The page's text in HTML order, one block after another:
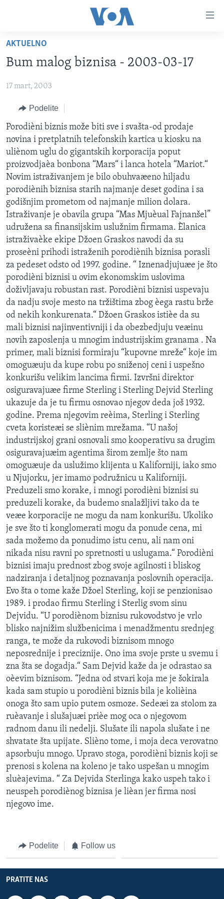
glavni
sadržaj
na
navigaciju
Idi
na
pretragu
AMERIKA
BALKAN
GLOBALNE TEME
EKONOMIJA
NAUKA I TEHNOLOGIJA
MEDICINA
KULTURA
DRUŠTVO
SPORT
INTERVJU
TV PROGRAM
OTVORENI STUDIO
IZ AMERIKE
Learning English
PRATITE NAS
Jezici
AKTUELNO
Bum malog biznisa - 2003-03-17
17 mart, 2003
Podelite
Porodièni biznis može biti sve i svašta-od prodaje
novina i pretplatnih telefonskih kartica u kiosku na
uliènom uglu do gigantskih korporacija poput
proizvodjaèa bonbona “Mars“ i lanca hotela “Mariot.“
Novim istraživanjem je bilo obuhvaæeno hiljadu
porodiènih biznisa starih najmanje deset godina i sa
godišnjim prometom od najmanje milion dolara.
Istraživanje je obavila grupa “Mas Mjuèual Fajnanšel”
udružena sa finansijskim uslužnim firmama. Èlanica
istraživaèke ekipe Džoen Graskos navodi da su
proseèni prihodi istraženih porodiènih biznisa porasli
za pedeset odsto od 1997. godine. “ Iznenadjujuæe je što
porodièni biznisi u ovim ekonomskim uslovima
doživljavaju robustan rast. Porodièni biznisi uspevaju
da nadju svoje mesto na tržištima zbog èega rastu brže
od nekih konkurenata.“ Džoen Graskos istièe da su
mali biznisi najinventivniji i da obezbedjuju veæinu
novih zaposlenja u mnogim industrijskim granama . Na
primer, mali biznisi formiraju “kupovne mreže“ koje im
omoguæuju da kupe robu po sniženoj ceni i uspešno
konkurišu velikim lancima firmi. Izvršni direktor
osiguravajuæe firme Sterling i Sterling Dejvid Sterling
ukazuje da je tu firmu osnovao njegov deda još 1932.
godine. Prema njegovim reèima, Sterling i Sterling
cveta koristeæi se sliènim mrežama. “U našoj
industrijskoj grani osnovali smo kooperativu sa drugim
osiguravajuæim agentima širom zemlje što nam
omoguæuje da uslužimo klijenta u Kaliforniji, iako smo
u Njujorku, jer imamo podružnicu u Kaliforniji.
Preduzeli smo korake, i mnogi porodièni biznisi su
preduzeli korake, da budemo snalažljivi tako da te
veæe korporacije ne mogu da nam konkurišu. Ukoliko
je sve što ti konglomerati mogu da ponude cena, mi
sada možemo da ponudimo istu cenu, ali nam oni
nikada nisu ravni po spretnosti u uslugama.“ Porodièni
biznisi imaju prednost zbog svoje agilnosti i bliskog
nadziranja i detaljnog poznavanja poslovnih operacija.
Evo šta o tome kaže Džoel Sterling, koji se penzionisao
1989. i prodao firmu Sterling i Sterlig svom sinu
Dejvidu. “U porodiènom biznisu rukovodstvo je vrlo
blisko najnižim službenicima i menadžmentu srednjeg
ranga, te može da rukovodi biznisom mnogo
neposrednije i preciznije. Ono ima svoje prste u svemu i
zna šta se dogadja.“ Sam Dejvid kaže da je odrastao sa
oèevim biznisom. “Jedna od stvari koja me je šokirala
kada sam stupio u porodièni biznis bila je kolièina
onoga što sam upio putem osmoze. Sedeæi za stolom za
ruèavanje i slušajuæi prièe mog oca o njegovom
radnom danu ili nedelji. Slušate ili napola slušate i ne
shvatate šta upijate. Slièno tome, i moja deca verovatno
apsorbuju mnogo. Upravo stoga, porodièni biznis koji se
prenosi s kolena na koleno je tako uspešan u mnogim
sluèajevima. “ Za Dejvida Sterlinga kako uspeh tako i
neuspeh porodiènog biznisa je lièan jer firma nosi
njegovo ime.
Podelite Follow us
PRATITE NAS